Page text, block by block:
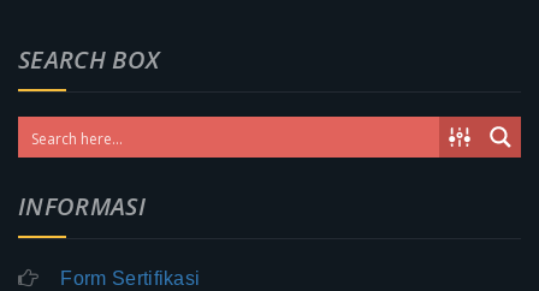
SEARCH BOX
INFORMASI
Form Sertifikasi